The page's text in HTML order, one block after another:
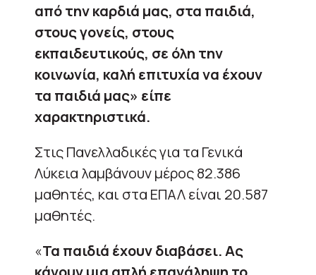
από την καρδιά μας, στα παιδιά,
στους γονείς, στους
εκπαιδευτικούς, σε όλη την
κοινωνία, καλή επιτυχία να έχουν
τα παιδιά μας» είπε
χαρακτηριστικά.
Στις Πανελλαδικές για τα Γενικά
Λύκεια λαμβάνουν μέρος 82.386
μαθητές, και στα ΕΠΑΛ είναι 20.587
μαθητές.
«Τα παιδιά έχουν διαβάσει. Ας